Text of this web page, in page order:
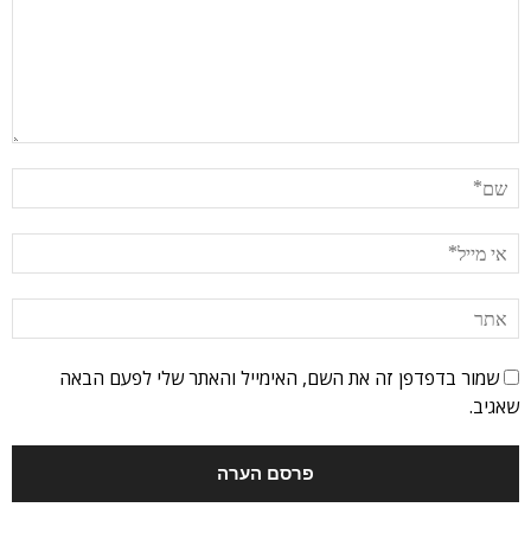
שמור בדפדפן זה את השם, האימייל והאתר שלי לפעם הבאה
שאגיב.